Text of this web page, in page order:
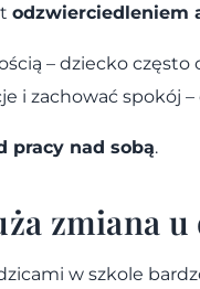
odzwierciedleniem
– dziecko
i zachować
pracy nad sobą.
zmiana u
w szkole